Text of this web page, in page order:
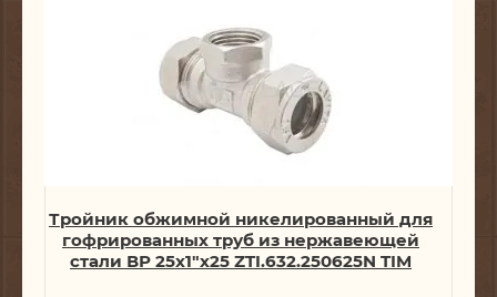
Тройник обжимной никелированный для
гофрированных труб из нержавеющей
стали ВР 25х1"х25 ZTI.632.250625N TIM